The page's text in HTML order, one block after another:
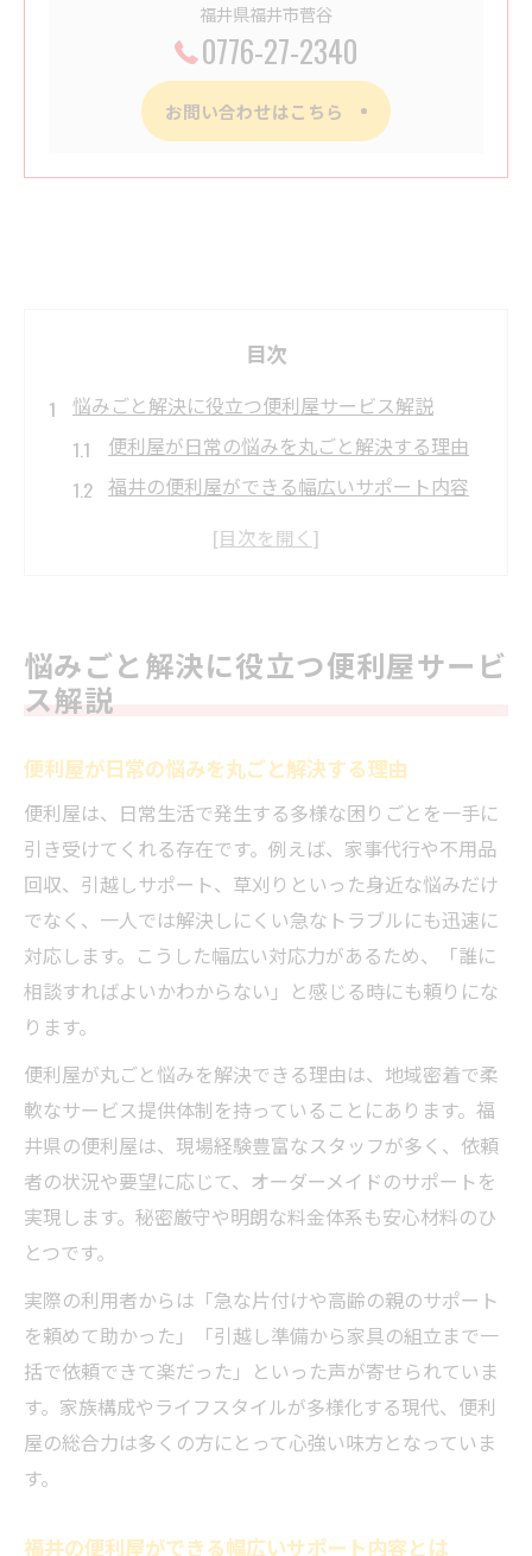
福井県福井市菅谷
0776-27-2340
お問い合わせはこちら
目次
悩みごと解決に役立つ便利屋サービス解説
便利屋が日常の悩みを丸ごと解決する理由
福井の便利屋ができる幅広いサポート内容
徴
便利屋に頼める悩みごとと専門家の使い分
法
便利屋でできる生活サポートの具体例とポ
イント
家事や片付けも任せられる便利屋利用のコ
ツ
暮らしを助ける便利屋の上手な活用アイデ
便利屋活用で生活が快適になる理由と体験
談
代行や秘書サービスで毎日が快適に変わる理由
便利屋の代行や秘書サービスで叶う安心生
活
福井の便利屋を活用した秘書業務の実例紹
介
日常の代行依頼が便利屋でスムーズに進む
悩みごと解決に役立つ便利屋サービ
ス解説
便利屋が日常の悩みを丸ごと解決する理由
便利屋は、日常生活で発生する多様な困りごとを一手に
引き受けてくれる存在です。例えば、家事代行や不用品
回収、引越しサポート、草刈りといった身近な悩みだけ
でなく、一人では解決しにくい急なトラブルにも迅速に
対応します。こうした幅広い対応力があるため、「誰に
相談すればよいかわからない」と感じる時にも頼りにな
ります。
便利屋が丸ごと悩みを解決できる理由は、地域密着で柔
軟なサービス提供体制を持っていることにあります。福
井県の便利屋は、現場経験豊富なスタッフが多く、依頼
者の状況や要望に応じて、オーダーメイドのサポートを
実現します。秘密厳守や明朗な料金体系も安心材料のひ
とつです。
実際の利用者からは「急な片付けや高齢の親のサポート
を頼めて助かった」「引越し準備から家具の組立まで一
括で依頼できて楽だった」といった声が寄せられていま
す。家族構成やライフスタイルが多様化する現代、便利
屋の総合力は多くの方にとって心強い味方となっていま
す。
福井の便利屋ができる幅広いサポート内容とは